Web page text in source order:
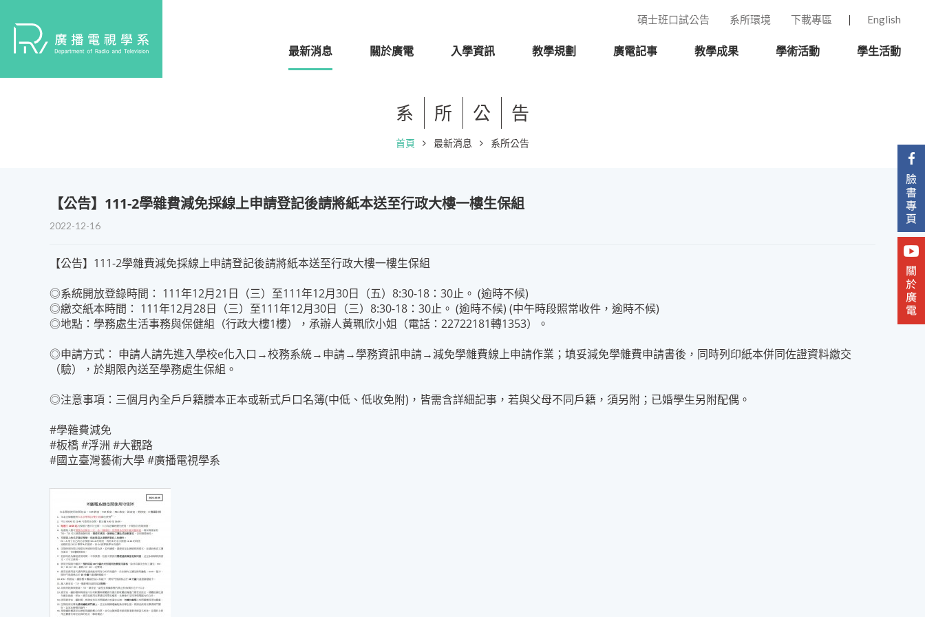
碩士班口試公告 系所環境 下載專區 English
最新消息 關於廣電 入學資訊 教學規劃 廣電記事 教學成果 學術活動 學生活動
系 所 公 告
首頁 最新消息 系所公告
【公告】111-2學雜費減免採線上申請登記後請將紙本送至行政大樓一樓生保組
2022-12-16
【公告】111-2學雜費減免採線上申請登記後請將紙本送至行政大樓一樓生保組
◎系統開放登錄時間： 111年12月21日（三）至111年12月30日（五）8:30-18：30止。 (逾時不候)
◎繳交紙本時間： 111年12月28日（三）至111年12月30日（三）8:30-18：30止。 (逾時不候) (中午時段照常收件，逾時不候)
◎地點：學務處生活事務與保健組（行政大樓1樓），承辦人黃珮欣小姐（電話：22722181轉1353）。
◎申請方式： 申請人請先進入學校e化入口→校務系統→申請→學務資訊申請→減免學雜費線上申請作業；填妥減免學雜費申請書後，同時列印紙本併同佐證資料繳交
（驗），於期限內送至學務處生保組。
◎注意事項：三個月內全戶戶籍謄本正本或新式戶口名簿(中低、低收免附)，皆需含詳細記事，若與父母不同戶籍，須另附；已婚學生另附配偶。
#學雜費減免
#板橋#浮洲 #大觀路
#國立臺灣藝術大學#廣播電視學系